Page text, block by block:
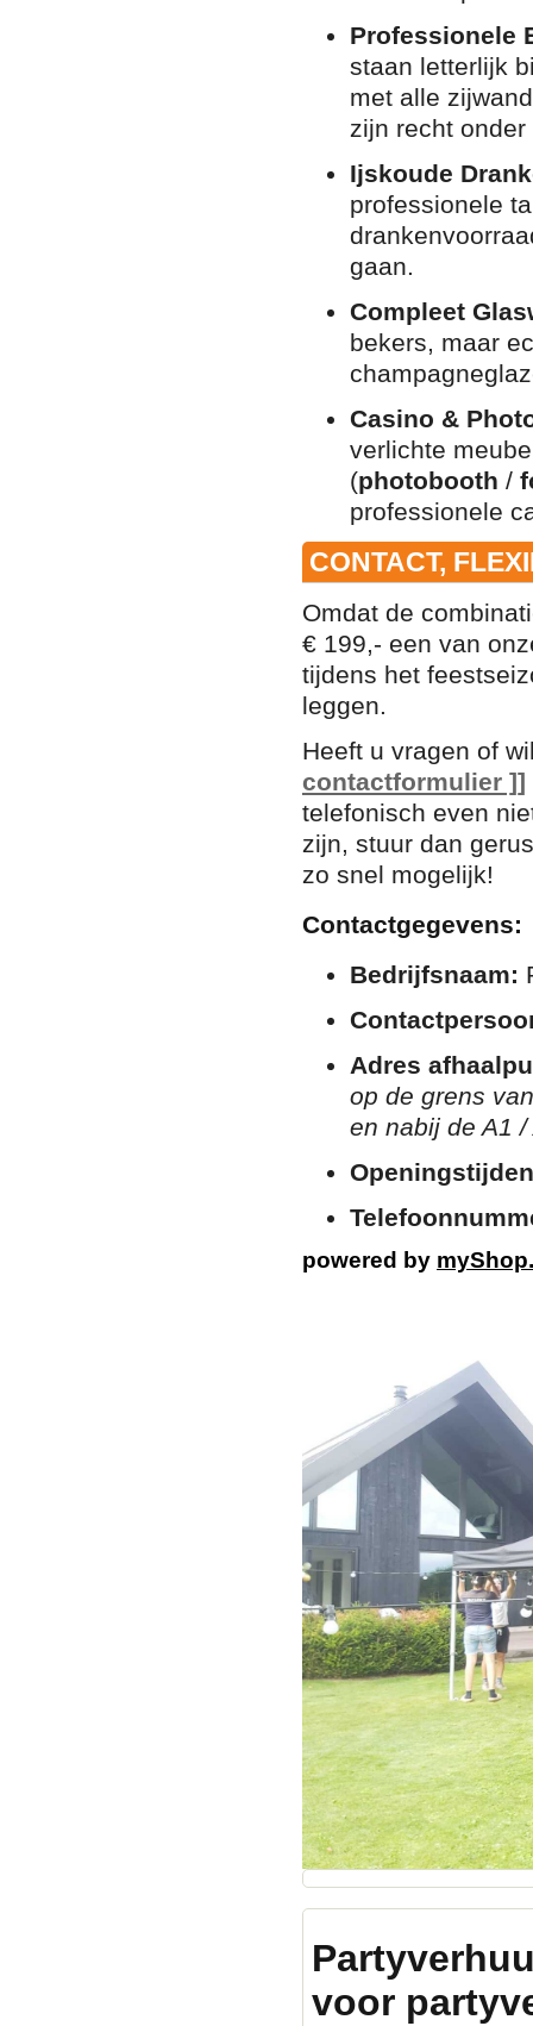
Professionele
staan letterlijk
met alle
zijn recht
Ijskoude
professionele
gaan.
Compleet
bekers, maar
Casino &
verlichte
(photobooth /
professionele
CONTACT,
Omdat de
€ 199,- een van
tijdens het
leggen.
Heeft u vragen of
contactformulier ]]
telefonisch even
zijn, stuur dan
zo snel mogelijk!
Contactgegevens:
Bedrijfsnaam:
Adres
op de grens
en nabij de A1 /
powered by
voor